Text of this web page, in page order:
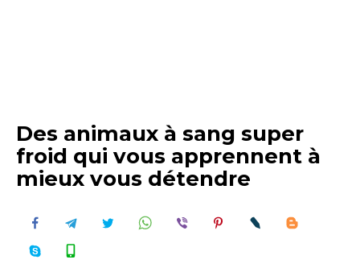
Des animaux à sang super
froid qui vous apprennent à
mieux vous détendre